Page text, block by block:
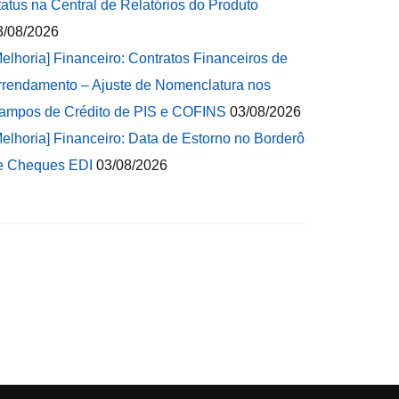
na Central de Relatórios do Produto
08/2026
Financeiro: Contratos Financeiros de
– Ajuste de Nomenclatura nos
de Crédito de PIS e COFINS 03/08/2026
Financeiro: Data de Estorno no Borderô
Cheques EDI 03/08/2026